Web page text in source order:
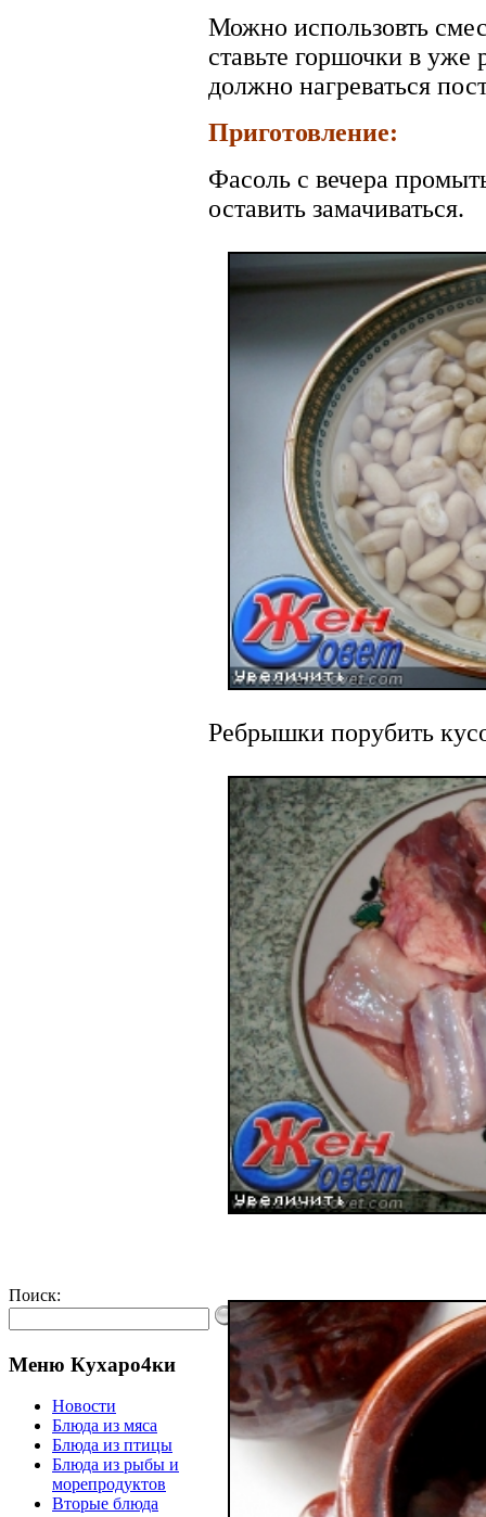
Поиск:
Меню Кухаро4ки
Новости
Блюда из мяса
Блюда из птицы
Блюда из рыбы и
морепродуктов
Вторые блюда
Можно использовть
ставьте горшочки в уже
должно нагреваться
Приготовление:
Фасоль с вечера
оставить замачиваться.
Ребрышки порубить